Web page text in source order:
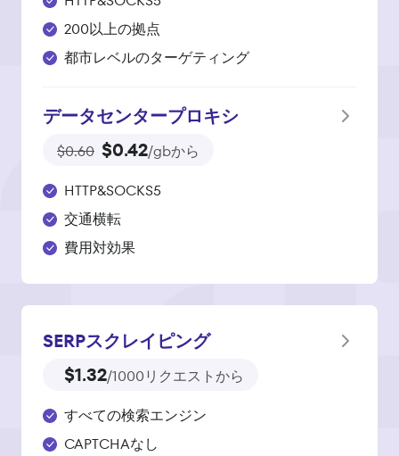
200以上の拠点
都市レベルのターゲティング
データセンタープロキシ
$0.60 $0.42/gbから
HTTP&SOCKS5
交通横転
費用対効果
SERPスクレイピング
$1.32/1000リクエストから
すべての検索エンジン
CAPTCHAなし